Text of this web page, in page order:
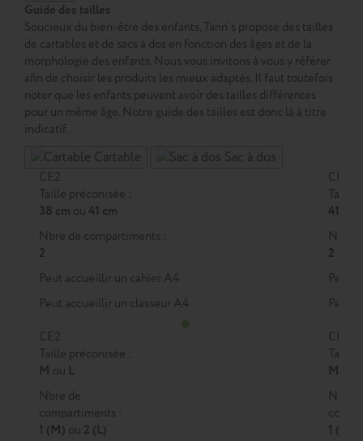
Guide des tailles
Soucieux du bien-être des enfants, Tann’s propose des tailles
de cartables et de sacs à dos en fonction des âges et de la
morphologie des enfants. Nous vous invitons à vous y référer
afin de choisir les produits les mieux adaptés. Il faut toutefois
noter que les enfants peuvent avoir des tailles différentes
pour un même âge. Notre guide des tailles est donc là à titre
indicatif.
Cartable Sac à dos
CE2
Taille préconisée :
38 cm ou 41 cm
Nbre de compartiments :
2
Peut accueillir un cahier A4
Peut accueillir un classeur A4
CM1
Taille
41 cm
Nbre
2
Peut
Peut
CE2
Taille préconisée :
M ou L
Nbre de
compartiments :
1 (M) ou 2 (L)
CM1
Taille
M
Nbre
1 (M)